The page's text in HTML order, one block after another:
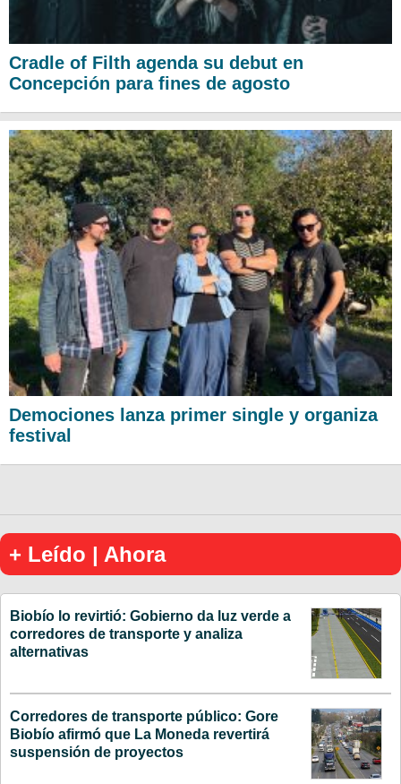
Cradle of Filth agenda su debut en
Concepción para fines de agosto
Demociones lanza primer single y organiza
festival
+ Leído | Ahora
Biobío lo revirtió: Gobierno da luz verde a
corredores de transporte y analiza
alternativas
Corredores de transporte público: Gore
Biobío afirmó que La Moneda revertirá
suspensión de proyectos